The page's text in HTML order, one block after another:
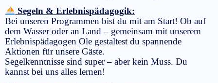
Segeln & Erlebnispädagogik:
Bei unseren Programmen bist du mit am Start! Ob auf
dem Wasser oder an Land – gemeinsam mit unserem
Erlebnispädagogen Ole gestaltest du spannende
Aktionen für unsere Gäste.
Segelkenntnisse sind super – aber kein Muss. Du
kannst bei uns alles lernen!